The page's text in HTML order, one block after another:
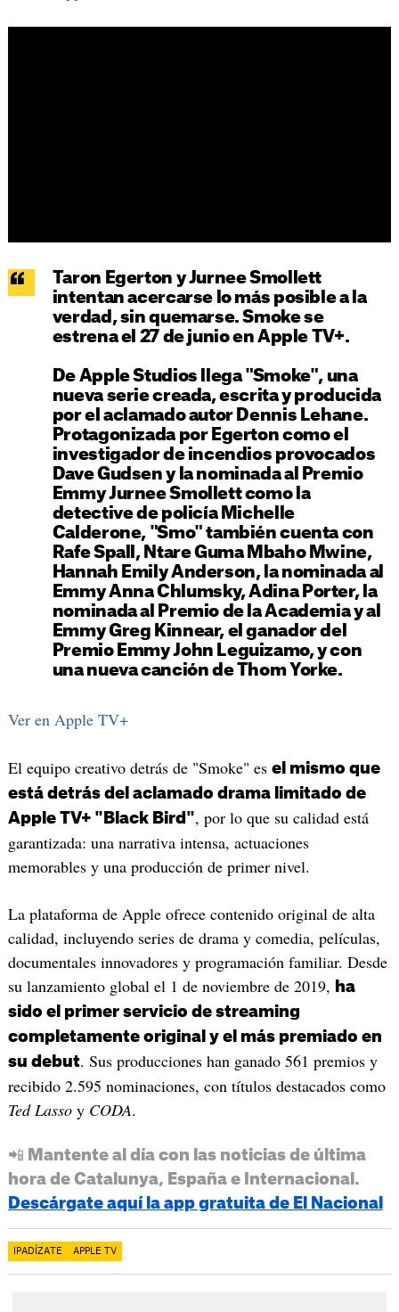
Taron Egerton y Jurnee Smollett
intentan acercarse lo más posible a la
verdad, sin quemarse. Smoke se
estrena el 27 de junio en Apple TV+.
De Apple Studios llega "Smoke", una
nueva serie creada, escrita y producida
por el aclamado autor Dennis Lehane.
Protagonizada por Egerton como el
investigador de incendios provocados
Dave Gudsen y la nominada al Premio
Emmy Jurnee Smollett como la
detective de policía Michelle
Calderone, "Smo" también cuenta con
Rafe Spall, Ntare Guma Mbaho Mwine,
Hannah Emily Anderson, la nominada al
Emmy Anna Chlumsky, Adina Porter, la
nominada al Premio de la Academia y al
Emmy Greg Kinnear, el ganador del
Premio Emmy John Leguizamo, y con
una nueva canción de Thom Yorke.
Ver en Apple TV+
El equipo creativo detrás de "Smoke" es el mismo que
está detrás del aclamado drama limitado de
Apple TV+ "Black Bird", por lo que su calidad está
garantizada: una narrativa intensa, actuaciones
memorables y una producción de primer nivel.
La plataforma de Apple ofrece contenido original de alta
calidad, incluyendo series de drama y comedia, películas,
documentales innovadores y programación familiar. Desde
su lanzamiento global el 1 de noviembre de 2019, ha
sido el primer servicio de streaming
completamente original y el más premiado en
su debut. Sus producciones han ganado 561 premios y
recibido 2.595 nominaciones, con títulos destacados como
Ted Lassoy CODA.
📲 Mantente al día con las noticias de última
hora de Catalunya, España e Internacional.
Descárgate aquí la app gratuita de El Nacional
IPADÍZATE APPLE TV